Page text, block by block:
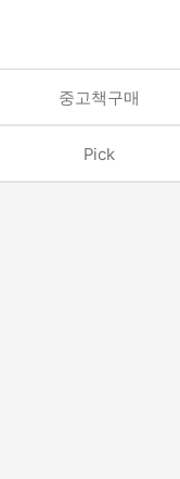
중고책구매
Pick